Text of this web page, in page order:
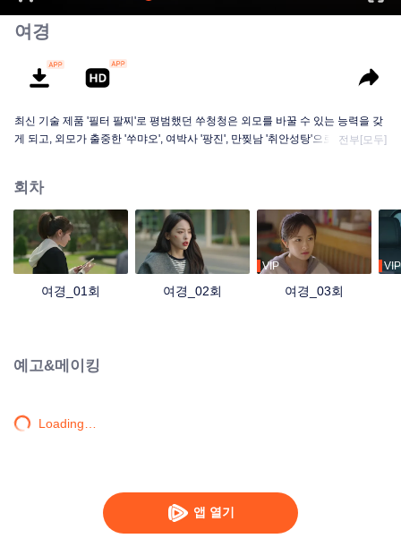
앱 열기
여경
최신 기술 제품 '필터 팔찌'로 평범했던 쑤청청은 외모를 바꿀 수 있는 능력을 갖
게 되고, 외모가 출중한 '쑤먀오', 여박사 '팡진', 만찢남 '취안성탕'으로 변신해 약
비밀을 지키기 위해 쑤청청은 매번 변신을 거듭하며 거짓말을 해야 했고, 마침
내 탕치에게 정체를 들켜버린다. 그리고 탕치도 자기가 사랑하는 사람이 쑤청청
이란 사실을 깨닫는데… '천조집'을 중국 특색의 고급 뷰티 브랜드로 발전하기
위해 쑤청청과 탕치는 함께 새로운 국산 뷰티 제품을 기획한다. 결국 쑤청청은
숱한 시련 끝에 마침내 아름다움이 단일하게 국한되어서는 안 되며, 가장 진실
전부[모두]
회차
여경_01회 여경_02회
VIP
여경_03회
VIP
예고&메이킹
Loading…